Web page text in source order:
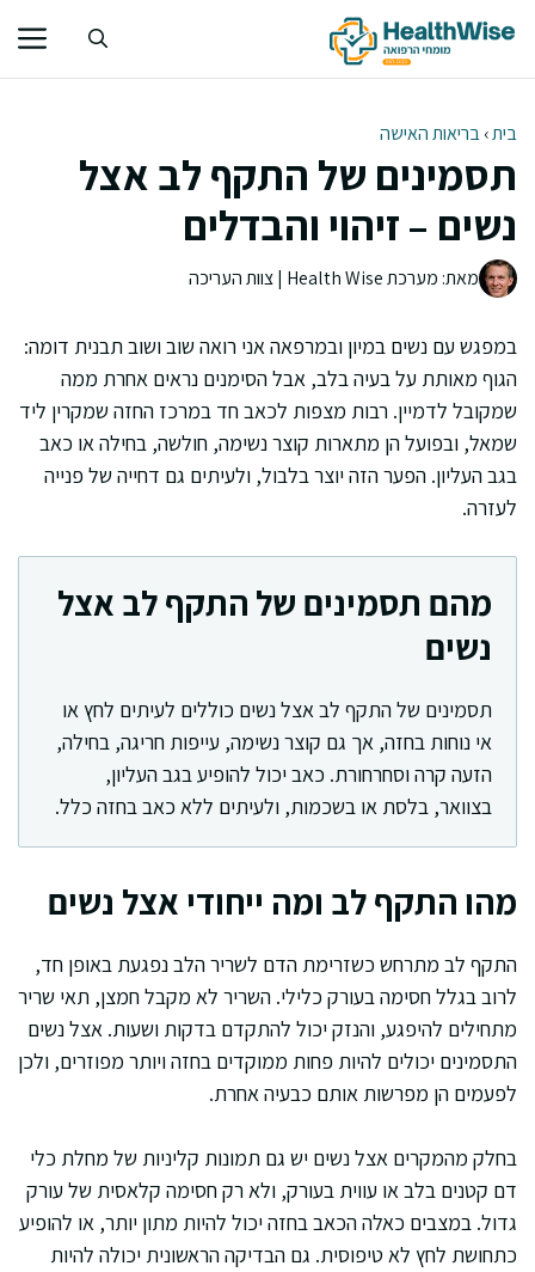
לתוכן
בית›בריאות האישה
תסמינים של התקף לב אצל
נשים – זיהוי והבדלים
מאת: מערכת Health Wise | צוות העריכה
במפגש עם נשים במיון ובמרפאה אני רואה שוב ושוב תבנית דומה:
הגוף מאותת על בעיה בלב, אבל הסימנים נראים אחרת ממה
שמקובל לדמיין. רבות מצפות לכאב חד במרכז החזה שמקרין ליד
שמאל, ובפועל הן מתארות קוצר נשימה, חולשה, בחילה או כאב
בגב העליון. הפער הזה יוצר בלבול, ולעיתים גם דחייה של פנייה
לעזרה.
מהם תסמינים של התקף לב אצל
נשים
תסמינים של התקף לב אצל נשים כוללים לעיתים לחץ או
אי נוחות בחזה, אך גם קוצר נשימה, עייפות חריגה, בחילה,
הזעה קרה וסחרחורת. כאב יכול להופיע בגב העליון,
בצוואר, בלסת או בשכמות, ולעיתים ללא כאב בחזה כלל.
מהו התקף לב ומה ייחודי אצל נשים
התקף לב מתרחש כשזרימת הדם לשריר הלב נפגעת באופן חד,
לרוב בגלל חסימה בעורק כלילי. השריר לא מקבל חמצן, תאי שריר
מתחילים להיפגע, והנזק יכול להתקדם בדקות ושעות. אצל נשים
התסמינים יכולים להיות פחות ממוקדים בחזה ויותר מפוזרים, ולכן
לפעמים הן מפרשות אותם כבעיה אחרת.
בחלק מהמקרים אצל נשים יש גם תמונות קליניות של מחלת כלי
דם קטנים בלב או עווית בעורק, ולא רק חסימה קלאסית של עורק
גדול. במצבים כאלה הכאב בחזה יכול להיות מתון יותר, או להופיע
כתחושת לחץ לא טיפוסית. גם הבדיקה הראשונית יכולה להיות